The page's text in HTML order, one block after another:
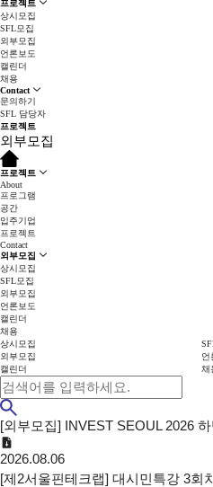
프로젝트
상시모집
SFL모집
외부모집
언론보도
캘린더
채용
Contact
문의하기
SFL 담당자
프로젝트
외부모집
프로젝트
About
프로그램
공간
입주기업
프로젝트
Contact
외부모집
상시모집
SFL모집
외부모집
언론보도
캘린더
채용
상시모집
외부모집
언
캘린더
채
2026.08.06